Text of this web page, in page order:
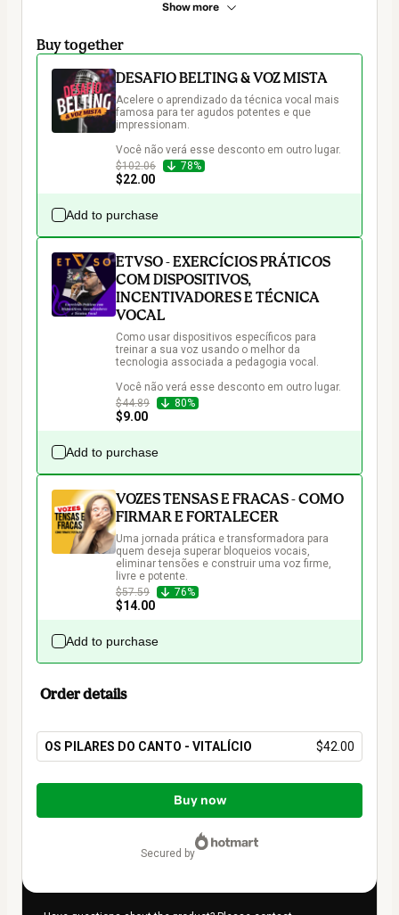
Show more
Buy together
DESAFIO BELTING & VOZ MISTA
Acelere o aprendizado da técnica vocal mais
famosa para ter agudos potentes e que
impressionam.
Você não verá esse desconto em outro lugar.
$102.06
78%
$22.00
Add to purchase
ETVSO - EXERCÍCIOS PRÁTICOS
COM DISPOSITIVOS,
INCENTIVADORES E TÉCNICA
VOCAL
Como usar dispositivos específicos para
treinar a sua voz usando o melhor da
tecnologia associada a pedagogia vocal.
Você não verá esse desconto em outro lugar.
$44.89
80%
$9.00
Add to purchase
VOZES TENSAS E FRACAS - COMO
FIRMAR E FORTALECER
Uma jornada prática e transformadora para
quem deseja superar bloqueios vocais,
eliminar tensões e construir uma voz firme,
livre e potente.
$57.59
76%
$14.00
Add to purchase
Order details
OS PILARES DO CANTO - VITALÍCIO $42.00
Total
$42.00
Buy now
secured by